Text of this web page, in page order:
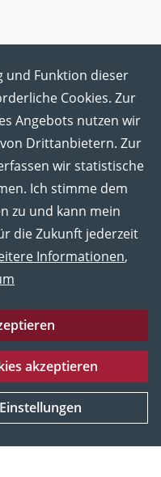
MUT, Tübingen,
Impressum
Sitemap
und Funktion dieser
Cookies. Zur
Angebots nutzen wir
Drittanbietern. Zur
wir statistische
Ich stimme dem
zu und kann mein
die Zukunft jederzeit
Informationen,
akzeptieren